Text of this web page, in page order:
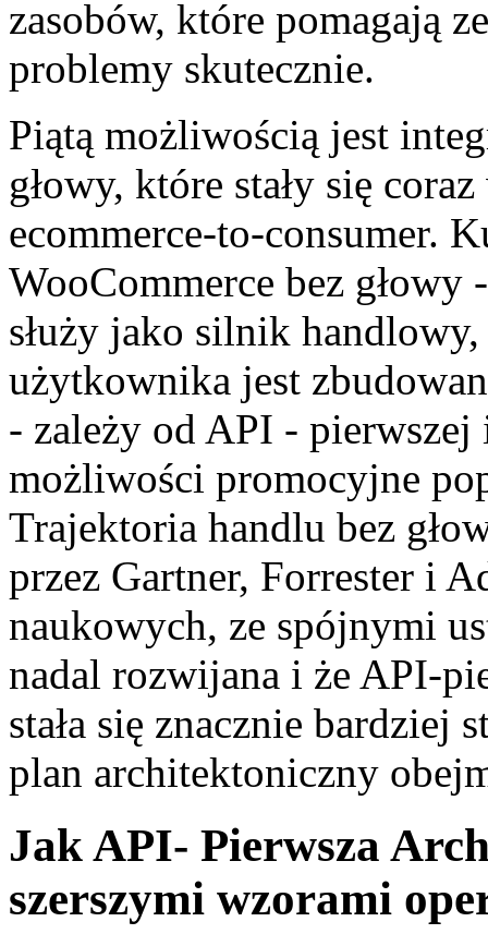
zasobów, które pomagają
problemy skutecznie.
Piątą możliwością jest
głowy, które stały się
ecommerce-to-consumer.
WooCommerce bez głowy
służy jako silnik
użytkownika jest
- zależy od API -
możliwości promocyjne
Trajektoria handlu bez
przez Gartner, Forrester i
naukowych, ze spójnymi
nadal rozwijana i że API-
stała się znacznie bardziej
plan architektoniczny
Jak API- Pierwsza
szerszymi wzorami